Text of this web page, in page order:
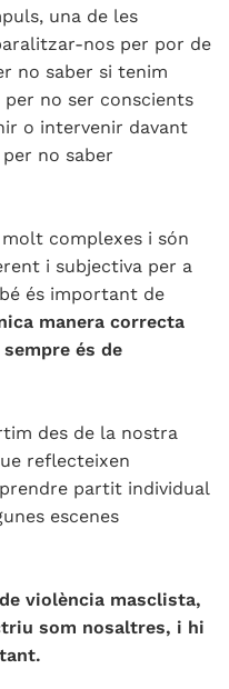
una de les
nos per por de
no saber si tenim
no ser conscients
o intervenir davant
no saber
complexes i són
i subjectiva per a
és important de
manera correcta
és de
des de la nostra
reflecteixen
partit individual
escenes
violència masclista,
som nosaltres, i hi